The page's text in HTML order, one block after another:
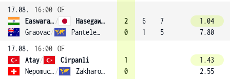
17.08.
16:00 OF
Easwaramurthi /
Hasegawa (3)
Graovac/ Panteleeva
2
0
6
1
7
5
1.04
7.80
17.08.
16:00 OF
Atay/
Cirpanli
Nepomuceno / Zakharova
1
0
1.43
2.55